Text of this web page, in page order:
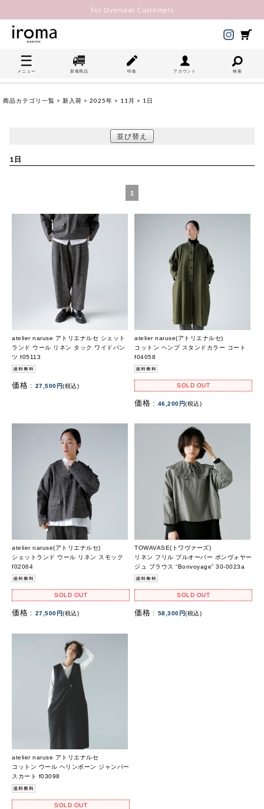
For Overseas Customers
メニュー 新着商品 特集 アカウント 検索
商品カテゴリ一覧 > 新入荷 > 2025年 > 11月 > 1日
並び替え
1日
1
atelier naruse アトリエナルセ シェット
ランド ウール リネン タック ワイドパン
ツ f05113
価格 : 27,500円(税込)
atelier naruse(アトリエナルセ)
コットン ヘンプ スタンドカラー コート
f04058
SOLD OUT
価格 : 46,200円(税込)
atelier naruse(アトリエナルセ)
シェットランド ウール リネン スモック
f02064
SOLD OUT
価格 : 27,500円(税込)
TOWAVASE(トワヴァーズ)
リネン フリル プルオーバー ボンヴォヤー
ジュ ブラウス “Bonvoyage” 30-0023a
SOLD OUT
価格 : 58,300円(税込)
atelier naruse アトリエナルセ
コットン ウール ヘリンボーン ジャンパー
スカート f03098
SOLD OUT